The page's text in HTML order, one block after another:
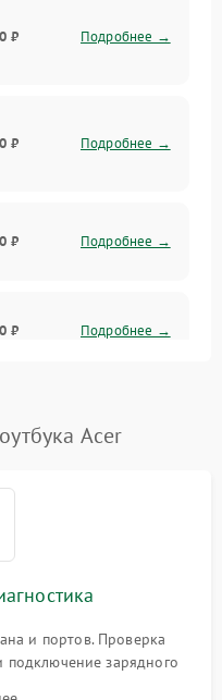
₽ Подробнее →
₽ Подробнее →
₽ Подробнее →
₽ Подробнее →
₽ Подробнее →
₽
Acer
и портов. Проверка
подключение зарядного
тока с помощью